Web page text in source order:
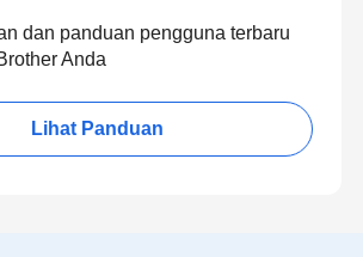
dan panduan pengguna terbaru
Anda
Lihat Panduan